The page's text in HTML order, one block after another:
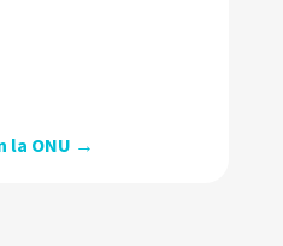
la ONU →